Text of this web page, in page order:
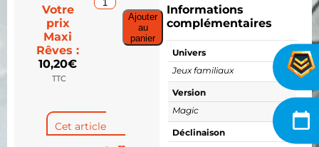
Informations
complémentaires
Univers
Jeux familiaux
Version
Magic
Déclinaison
Votre
prix
Maxi
Rêves :
10,20€
TTC
Ajouter
au
panier
Cet article